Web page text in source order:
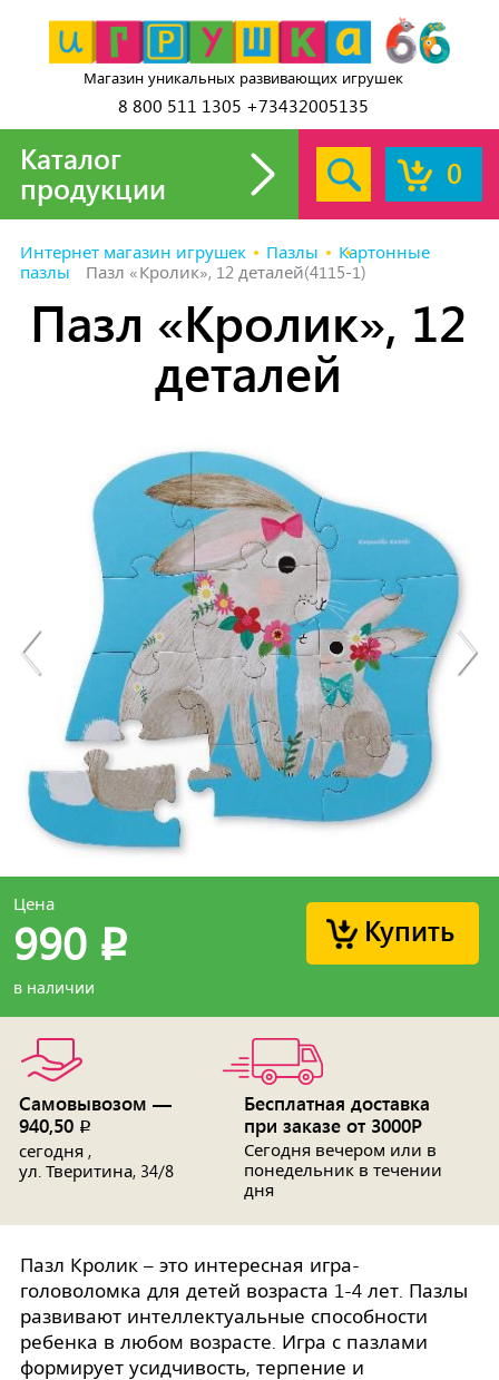
Магазин уникальных развивающих игрушек
8 800 511 1305 +73432005135
0
Каталог
продукции
Интернет магазин игрушек Пазлы
Картонные
пазлы
Пазл «Кролик», 12 деталей(4115-1)
Пазл «Кролик», 12
деталей
Купить
Цена
990 p
в наличии
Самовывозом —
940,50 p
сегодня ,
ул. Тверитина, 34/8
Бесплатная доставка
при заказе от 3000Р
Сегодня вечером или в
понедельник в течении
дня
Пазл Кролик – это интересная игра-
головоломка для детей возраста 1-4 лет. Пазлы
развивают интеллектуальные способности
ребенка в любом возрасте. Игра с пазлами
формирует усидчивость, терпение и